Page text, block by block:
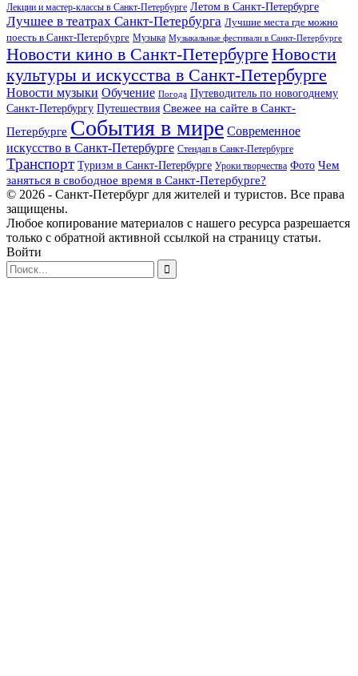
Лекции и мастер-классы в Санкт-Петербурге Летом в Санкт-Петербурге
Лучшее в театрах Санкт-Петербурга Лучшие места где можно
поесть в Санкт-Петербурге Музыка Музыкальные фестивали в Санкт-Петербурге
Новости кино в Санкт-Петербурге Новости
культуры и искусства в Санкт-Петербурге
Новости музыки Обучение Погода Путеводитель по новогоднему
Санкт-Петербургу Путешествия Свежее на сайте в Санкт-
Петербурге События в мире Современное
искусство в Санкт-Петербурге Стендап в Санкт-Петербурге
Транспорт Туризм в Санкт-Петербурге Уроки творчества Фото Чем
заняться в свободное время в Санкт-Петербурге?
© 2026 - Санкт-Петербург для жителей и туристов. Все права
защищены.
Любое копирование материалов с нашего ресурса разрешается
только с обратной активной ссылкой на страницу статьи.
Войти